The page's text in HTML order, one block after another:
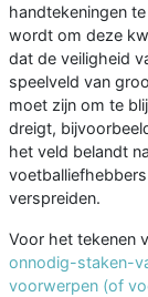
handtekeningen
wordt om deze
dat de veiligheid
speelveld van
moet zijn om te
dreigt,
het veld belandt
verspreiden.
Voor het tekenen
onnodig-staken-
voorwerpen (of